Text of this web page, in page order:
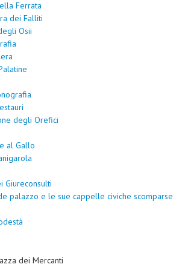
Ferrata
dei Falliti
Osii
degli Orefici
al Gallo
Giureconsulti
palazzo e le sue cappelle civiche scomparse
dei Mercanti